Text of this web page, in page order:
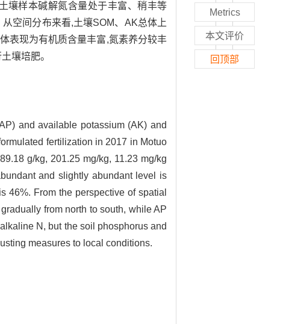
壤样本碱解氮含量处于丰富、稍丰等
空间分布来看,土壤SOM、AK总体上
表现为有机质含量丰富,氮素养分较丰
壤培肥。
and available potassium (AK) and
fertilization in 2017 in Motuo
g/kg, 201.25 mg/kg, 11.23 mg/kg
and slightly abundant level is
46%. From the perspective of spatial
from north to south, while AP
N, but the soil phosphorus and
measures to local conditions.
Metrics
本文评价
回顶部